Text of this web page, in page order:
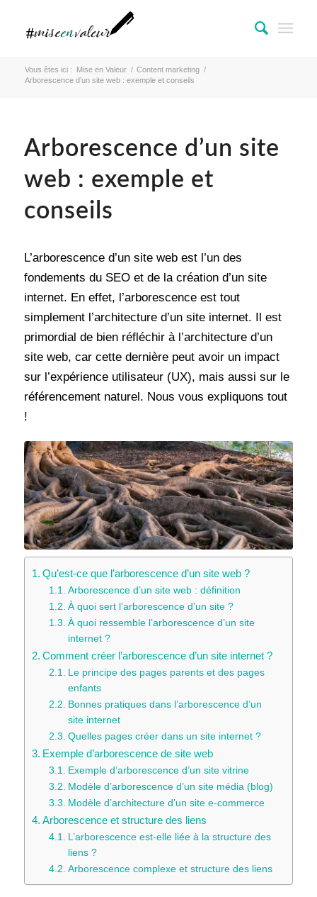
Vous êtes ici : Mise en Valeur / Content marketing /
Arborescence d’un site web : exemple et conseils
Arborescence d’un site
web : exemple et
conseils
L’arborescence d’un site web est l’un des
fondements du SEO et de la création d’un site
internet. En effet, l’arborescence est tout
simplement l’architecture d’un site internet. Il est
primordial de bien réfléchir à l’architecture d’un
site web, car cette dernière peut avoir un impact
sur l’expérience utilisateur (UX), mais aussi sur le
référencement naturel. Nous vous expliquons tout
!
Qu’est-ce que l’arborescence d’un site web ?
Arborescence d’un site web : définition
À quoi sert l’arborescence d’un site ?
À quoi ressemble l’arborescence d’un site
internet ?
Comment créer l’arborescence d’un site internet ?
Le principe des pages parents et des pages
enfants
Bonnes pratiques dans l’arborescence d’un
site internet
Quelles pages créer dans un site internet ?
Exemple d’arborescence de site web
Exemple d’arborescence d’un site vitrine
Modèle d’arborescence d’un site média (blog)
Modèle d’architecture d’un site e-commerce
Arborescence et structure des liens
L’arborescence est-elle liée à la structure des
liens ?
Arborescence complexe et structure des liens